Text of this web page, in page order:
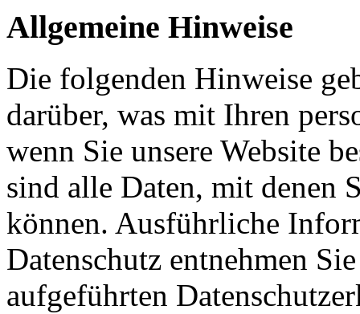
Allgemeine Hinweise
Die folgenden Hinweise
darüber, was mit Ihren
wenn Sie unsere Website
sind alle Daten, mit denen
können. Ausführliche
Datenschutz entnehmen
aufgeführten